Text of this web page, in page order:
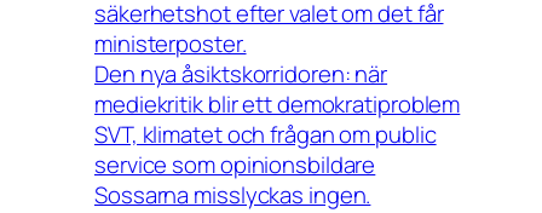
säkerhetshot efter valet om det får
ministerposter.
Den nya åsiktskorridoren: när
mediekritik blir ett demokratiproblem
SVT, klimatet och frågan om public
service som opinionsbildare
Sossarna misslyckas ingen.